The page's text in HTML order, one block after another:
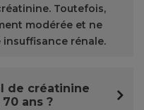
Toutefois,
modérée et ne
rénale.
de créatinine
ans ?